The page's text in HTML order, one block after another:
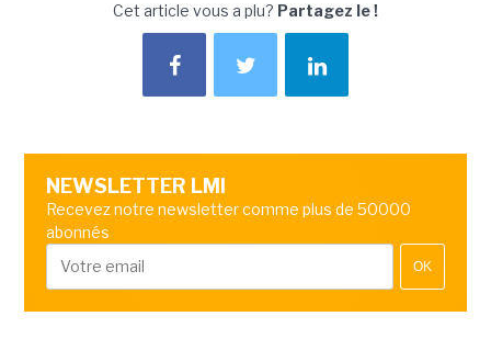
Cet article vous a plu? Partagez le !
NEWSLETTER LMI
Recevez notre newsletter comme plus de 50000
abonnés
OK